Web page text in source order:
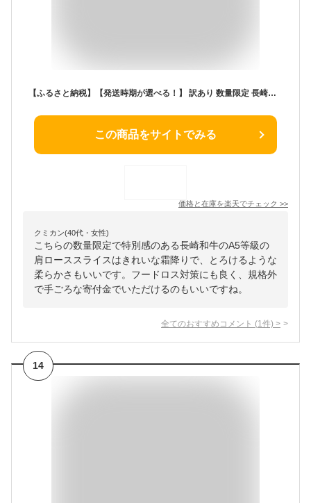
【ふるさと納税】【発送時期が選べる！】 訳あり 数量限定 長崎和牛 A5等級 肩ローススライス 500g すき焼き 牛肉 黒毛和牛 和牛 お取り寄せ お取り寄せグルメ 牛丼 霜降り フードロス 規格外 最高級 和牛 冷凍 楽天ふるさと納税 佐世保
この商品をサイトでみる
価格と在庫を楽天でチェック >>
クミカン(40代・女性)
こちらの数量限定で特別感のある長崎和牛のA5等級の
肩ローススライスはきれいな霜降りで、とろけるような
柔らかさもいいです。フードロス対策にも良く、規格外
で手ごろな寄付金でいただけるのもいいですね。
全てのおすすめコメント (1 件) >
14